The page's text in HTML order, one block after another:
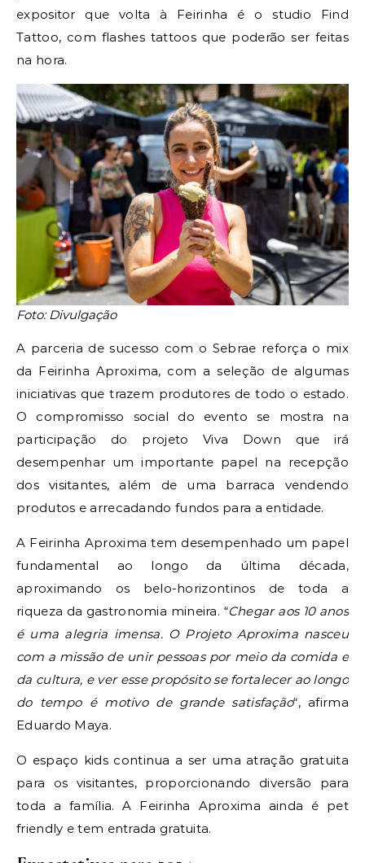
expositor que volta à Feirinha é o studio Find
Tattoo, com flashes tattoos que poderão ser feitas
na hora.
Foto: Divulgação
A parceria de sucesso com o Sebrae reforça o mix
da Feirinha Aproxima, com a seleção de algumas
iniciativas que trazem produtores de todo o estado.
O compromisso social do evento se mostra na
participação do projeto Viva Down que irá
desempenhar um importante papel na recepção
dos visitantes, além de uma barraca vendendo
produtos e arrecadando fundos para a entidade.
A Feirinha Aproxima tem desempenhado um papel
fundamental ao longo da última década,
aproximando os belo-horizontinos de toda a
riqueza da gastronomia mineira. “Chegar aos 10 anos
é uma alegria imensa. O Projeto Aproxima nasceu
com a missão de unir pessoas por meio da comida e
da cultura, e ver esse propósito se fortalecer ao longo
do tempo é motivo de grande satisfação“, afirma
Eduardo Maya.
O espaço kids continua a ser uma atração gratuita
para os visitantes, proporcionando diversão para
toda a família. A Feirinha Aproxima ainda é pet
friendly e tem entrada gratuita.